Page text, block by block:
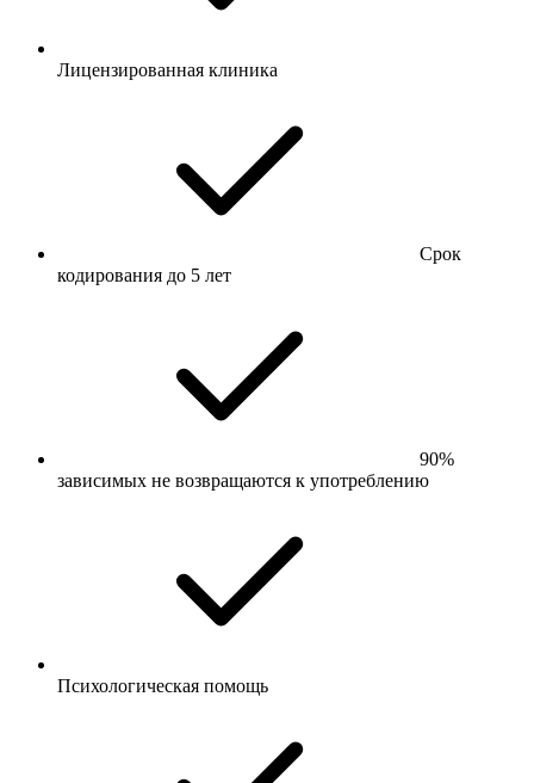
Лицензированная клиника
Срок
кодирования до 5 лет
90%
зависимых не возвращаются к употреблению
Психологическая помощь